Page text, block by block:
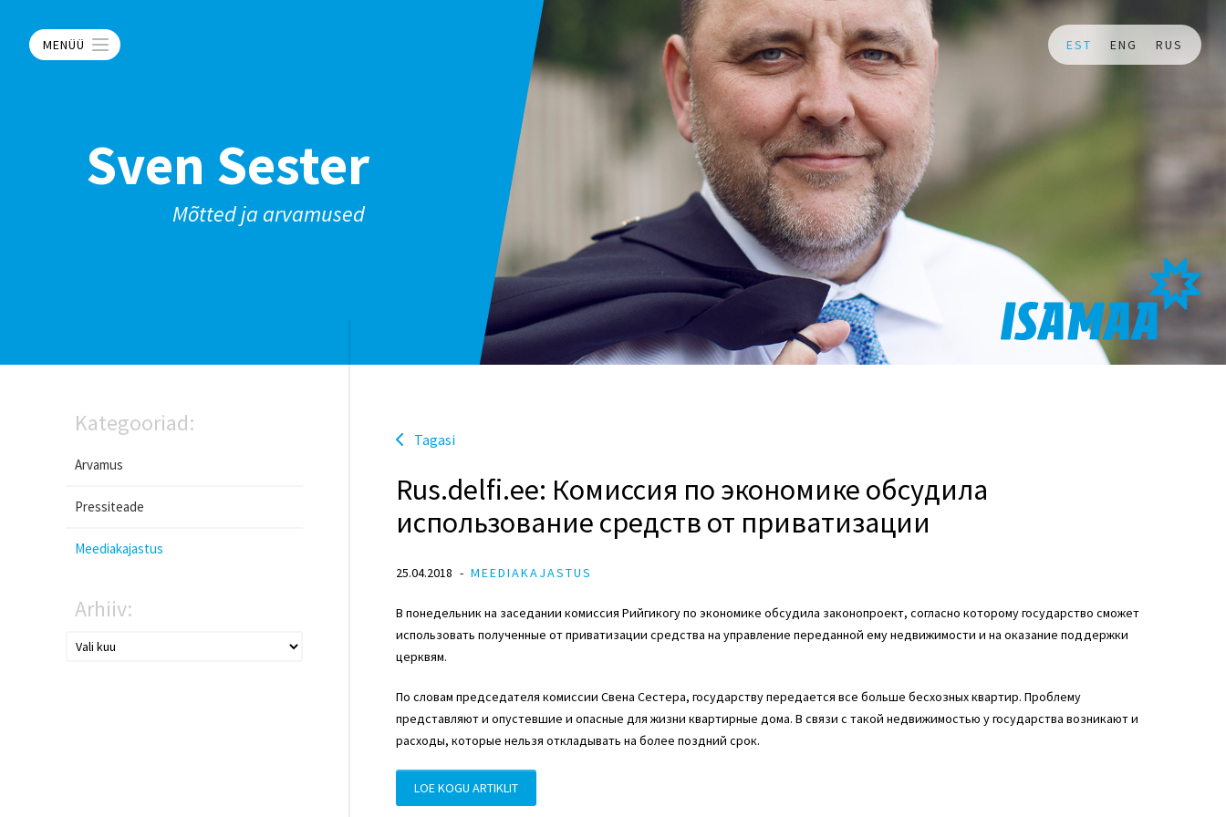
MENÜÜ EST ENG RUS
Sven Sester
Mõtted ja arvamused
Kategooriad:
Arvamus
Pressiteade
Meediakajastus
Arhiiv:
Tagasi
Rus.delfi.ee: Комиссия по экономике обсудила
использование средств от приватизации
25.04.2018 MEEDIAKAJASTUS
В понедельник на заседании комиссия Рийгикогу по экономике обсудила законопроект, согласно которому государство сможет
использовать полученные от приватизации средства на управление переданной ему недвижимости и на оказание поддержки
церквям.
По словам председателя комиссии Свена Сестера, государству передается все больше бесхозных квартир. Проблему
представляют и опустевшие и опасные для жизни квартирные дома. В связи с такой недвижимостью у государства возникают и
расходы, которые нельзя откладывать на более поздний срок.
LOE KOGU ARTIKLIT